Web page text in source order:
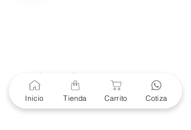
Soporte Garantías
Contacto solo por Whatsapp
+52 686 216 2330
Inicio Tienda Carrito Cotiza